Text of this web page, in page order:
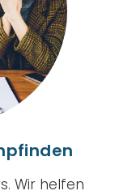
Wir helfen